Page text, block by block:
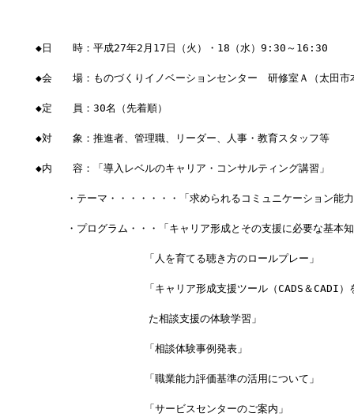
◆日　　時：平成27年2月17日（火）・18（水）9:30～16:30
◆会　　場：ものづくりイノベーションセンター　研修室Ａ（太田
◆定　　員：30名（先着順）
◆対　　象：推進者、管理職、リーダー、人事・教育スタッフ等
◆内　　容：「導入レベルのキャリア・コンサルティング講習」
・テーマ・・・・・・・「求められるコミュニケーション
・プログラム・・・「キャリア形成とその支援に必要な基本
「人を育てる聴き方のロールプレー」
「キャリア形成支援ツール（CADS＆CADI）を
た相談支援の体験学習」
「相談体験事例発表」
「職業能力評価基準の活用について」
「サービスセンターのご案内」